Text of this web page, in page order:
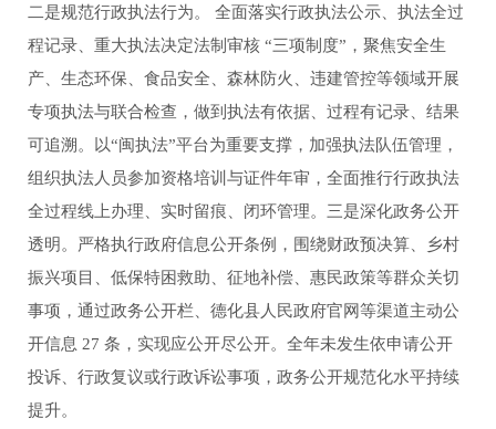
二是规范行政执法行为。 全面落实行政执法公示、执法全过
程记录、重大执法决定法制审核 “三项制度”，聚焦安全生
产、生态环保、食品安全、森林防火、违建管控等领域开展
专项执法与联合检查，做到执法有依据、过程有记录、结果
可追溯。以“闽执法”平台为重要支撑，加强执法队伍管理，
组织执法人员参加资格培训与证件年审，全面推行行政执法
全过程线上办理、实时留痕、闭环管理。三是深化政务公开
透明。严格执行政府信息公开条例，围绕财政预决算、乡村
振兴项目、低保特困救助、征地补偿、惠民政策等群众关切
事项，通过政务公开栏、德化县人民政府官网等渠道主动公
开信息 27 条，实现应公开尽公开。全年未发生依申请公开
投诉、行政复议或行政诉讼事项，政务公开规范化水平持续
提升。